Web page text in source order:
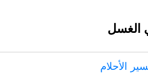
الغسل
الأحلام